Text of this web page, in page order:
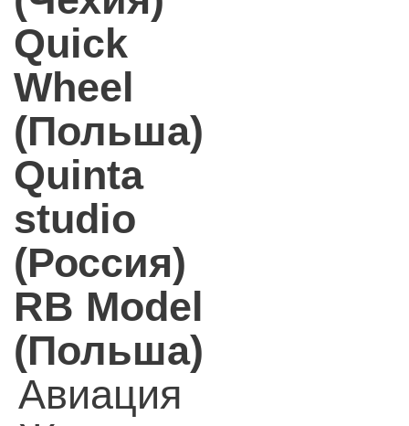
Quick
Wheel
(Польша)
Quinta
studio
(Россия)
RB Model
(Польша)
Авиация